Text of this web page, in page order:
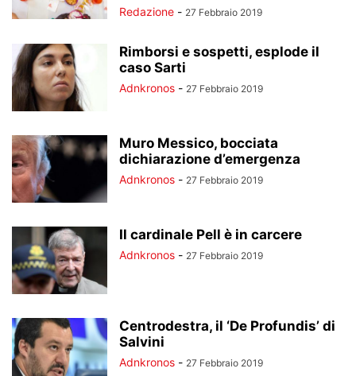
Redazione - 27 Febbraio 2019
Rimborsi e sospetti, esplode il
caso Sarti
Adnkronos - 27 Febbraio 2019
Muro Messico, bocciata
dichiarazione d’emergenza
Adnkronos - 27 Febbraio 2019
Il cardinale Pell è in carcere
Adnkronos - 27 Febbraio 2019
Centrodestra, il ‘De Profundis’ di
Salvini
Adnkronos - 27 Febbraio 2019